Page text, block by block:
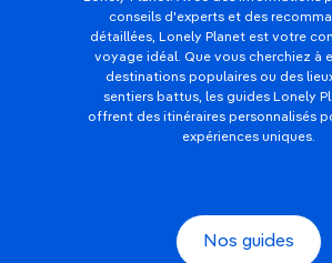
conseils d'experts et des
détaillées, Lonely Planet est votre
voyage idéal. Que vous cherchiez à
destinations populaires ou des
sentiers battus, les guides Lonely
offrent des itinéraires personnalisés
expériences uniques.
Nos guides